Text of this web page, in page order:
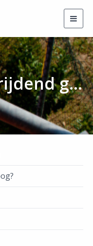
Grensoverschrijdend gedrag